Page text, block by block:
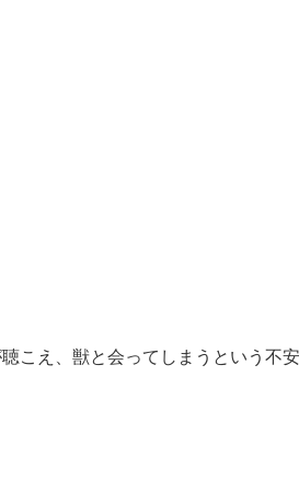
こえ、獣と会ってしまうという不